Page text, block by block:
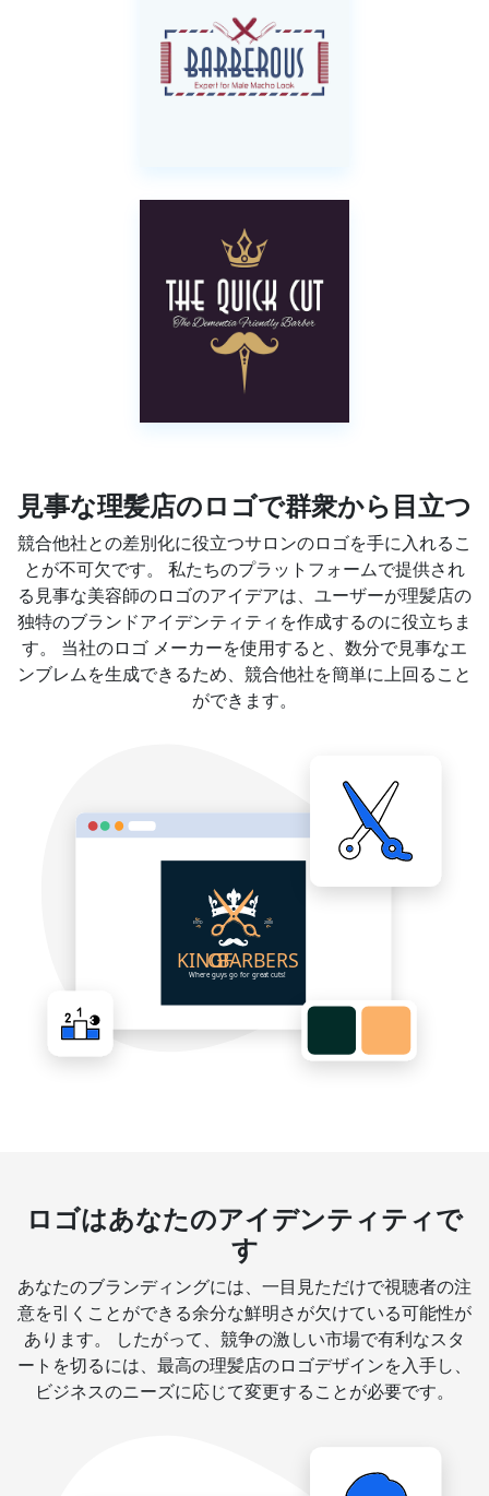
見事な理髪店のロゴで群衆から目立つ
競合他社との差別化に役立つサロンのロゴを手に入れるこ
とが不可欠です。 私たちのプラットフォームで提供され
る見事な美容師のロゴのアイデアは、ユーザーが理髪店の
独特のブランドアイデンティティを作成するのに役立ちま
す。 当社のロゴ メーカーを使用すると、数分で見事なエ
ンブレムを生成できるため、競合他社を簡単に上回ること
ができます。
ロゴはあなたのアイデンティティで
す
あなたのブランディングには、一目見ただけで視聴者の注
意を引くことができる余分な鮮明さが欠けている可能性が
あります。 したがって、競争の激しい市場で有利なスタ
ートを切るには、最高の理髪店のロゴデザインを入手し、
ビジネスのニーズに応じて変更することが必要です。